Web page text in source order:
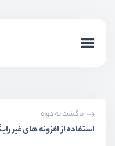
برگشت به دوره
استفاده از افزونه های غیر